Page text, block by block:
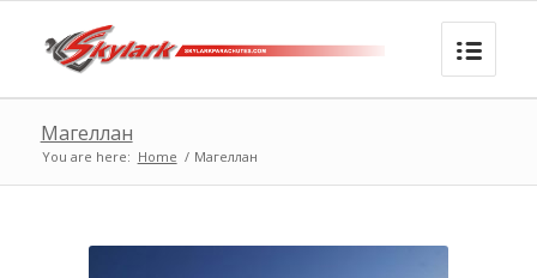
Магеллан
You are here: Home / Магеллан